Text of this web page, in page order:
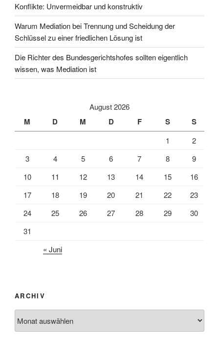
Konflikte: Unvermeidbar und konstruktiv
Warum Mediation bei Trennung und Scheidung der
Schlüssel zu einer friedlichen Lösung ist
Die Richter des Bundesgerichtshofes sollten eigentlich
wissen, was Mediation ist
August 2026
M D M D F S S
1
2
3
4 5 6 7 8
9
10
11 12 13 14 15
16
17
18 19 20 21 22
23
24
25 26 27 28 29
30
31
« Juni
ARCHIV